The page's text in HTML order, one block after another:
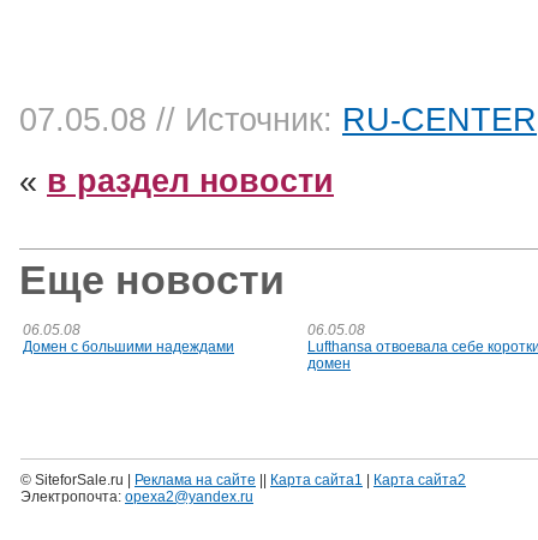
07.05.08 // Источник: RU-CENTER
« в раздел новости
Еще новости
06.05.08
Домен с большими надеждами
06.05.08
Lufthansa отвоевала себе
домен
© SiteforSale.ru | Реклама на сайте Карта сайта1
Карта сайта2
Электропочта: opexa2@yandex.ru